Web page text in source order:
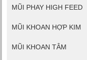
MŨI PHAY HIGH FEED
MŨI KHOAN HỢP KIM
MŨI KHOAN TÂM